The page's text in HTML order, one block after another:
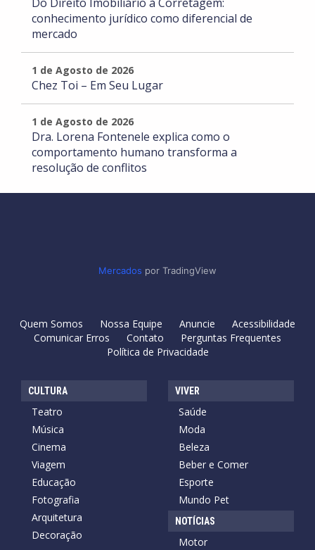
conhecimento jurídico como diferencial de
mercado
1 de Agosto de 2026
Chez Toi – Em Seu Lugar
1 de Agosto de 2026
Dra. Lorena Fontenele explica como o
comportamento humano transforma a
resolução de conflitos
Mercados por TradingView
Quem Somos Nossa Equipe Anuncie
Acessibilidade
Comunicar Erros
Contato
Perguntas Frequentes
Política de Privacidade
CULTURA
Teatro
Música
Cinema
Viagem
Educação
Fotografia
Arquitetura
Decoração
VIVER
Saúde
Moda
Beleza
Beber e Comer
Esporte
Mundo Pet
NOTÍCIAS
Motor